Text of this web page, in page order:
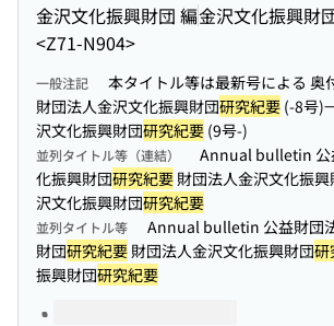
金沢文化振興財団 編金沢文化振興財
<Z71-N904>
一般注記
本タイトル等は最新号による 奥
財団法人金沢文化振興財団研究紀要 (-8号
沢文化振興財団研究紀要 (9号-)
並列タイトル等（連結）
Annual bulletin 公
化振興財団研究紀要 財団法人金沢文化振興
沢文化振興財団研究紀要
並列タイトル等
Annual bulletin 公益財団
財団研究紀要 財団法人金沢文化振興財団研
振興財団研究紀要
このタイトルの巻号